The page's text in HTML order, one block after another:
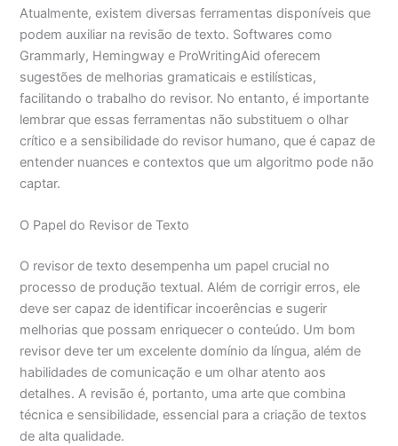
Atualmente, existem diversas ferramentas disponíveis que
podem auxiliar na revisão de texto. Softwares como
Grammarly, Hemingway e ProWritingAid oferecem
sugestões de melhorias gramaticais e estilísticas,
facilitando o trabalho do revisor. No entanto, é importante
lembrar que essas ferramentas não substituem o olhar
crítico e a sensibilidade do revisor humano, que é capaz de
entender nuances e contextos que um algoritmo pode não
captar.
O Papel do Revisor de Texto
O revisor de texto desempenha um papel crucial no
processo de produção textual. Além de corrigir erros, ele
deve ser capaz de identificar incoerências e sugerir
melhorias que possam enriquecer o conteúdo. Um bom
revisor deve ter um excelente domínio da língua, além de
habilidades de comunicação e um olhar atento aos
detalhes. A revisão é, portanto, uma arte que combina
técnica e sensibilidade, essencial para a criação de textos
de alta qualidade.